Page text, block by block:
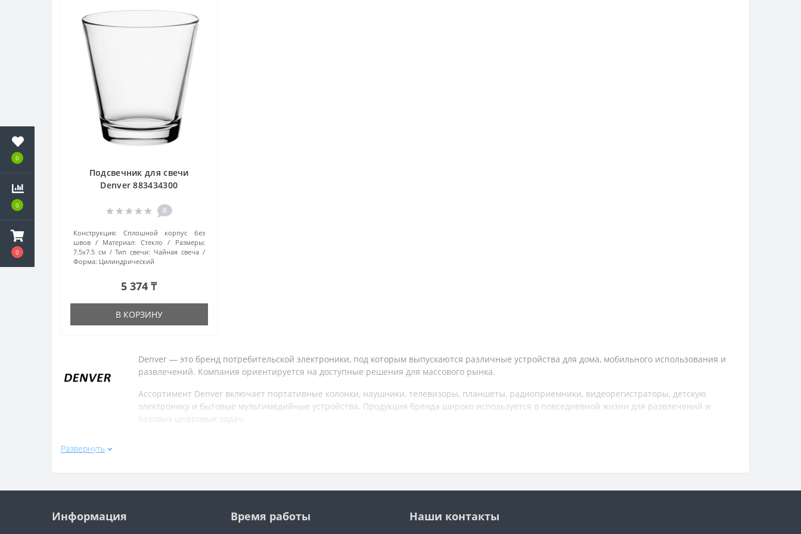
0
0
0
Подсвечник для свечи
Denver 883434300
0
Конструкция:
Сплошной корпус без
швов
Материал: Стекло
Размеры:
7.5х7.5 см
Тип свечи: Чайная свеча
Форма: Цилиндрический
5 374 ₸
В КОРЗИНУ
Denver — это бренд потребительской электроники, под которым выпускаются различные устройства для дома, мобильного использования и
развлечений. Компания ориентируется на доступные решения для массового рынка.
Ассортимент Denver включает портативные колонки, наушники, телевизоры, планшеты, радиоприемники, видеорегистраторы, детскую
электронику и бытовые мультимедийные устройства. Продукция бренда широко используется в повседневной жизни для развлечений и
базовых цифровых задач.
Развернуть
Информация Время работы Наши контакты